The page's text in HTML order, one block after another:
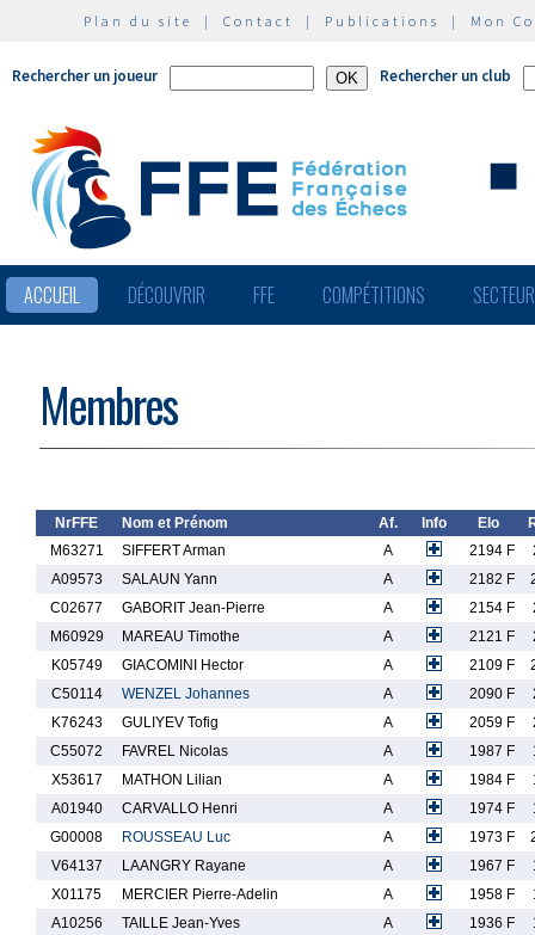
Plan du site | Contact | Publications | Mon
Rechercher un joueur Rechercher un club
ACCUEIL DÉCOUVRIR FFE COMPÉTITIONS
Membres
NrFFE Nom et Prénom Af. Info Elo
M63271
SIFFERT Arman A 2194 F
A09573
SALAUN Yann A 2182 F
C02677
GABORIT Jean-Pierre A 2154 F
M60929
MAREAU Timothe A 2121 F
K05749
GIACOMINI Hector A 2109 F
C50114
WENZEL Johannes A 2090 F
K76243
GULIYEV Tofig A 2059 F
C55072
FAVREL Nicolas A 1987 F
X53617
MATHON Lilian A 1984 F
A01940
CARVALLO Henri A 1974 F
G00008
ROUSSEAU Luc A 1973 F
V64137
LAANGRY Rayane A 1967 F
X01175
MERCIER Pierre-Adelin A 1958 F
A10256
TAILLE Jean-Yves A 1936 F